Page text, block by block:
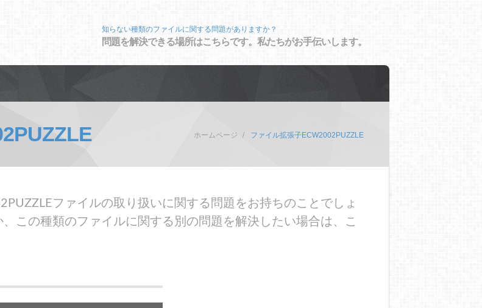
知らない種類のファイルに関する問題がありますか？
問題を解決できる場所はこちらです。私たちがお手伝いします。
ホームページ ファイル拡張子ECW2002PUZZLE
ファイルの取り扱いに関する問題をお持ちのことでしょ
この種類のファイルに関する別の問題を解決したい場合は、こ